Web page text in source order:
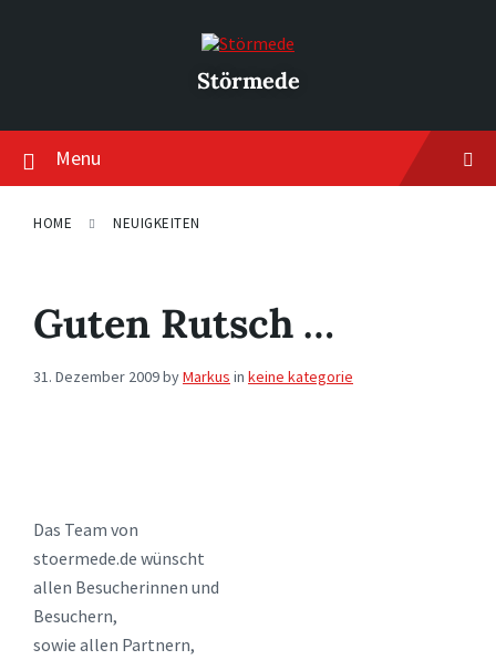
Störmede
Menu
HOME NEUIGKEITEN
Guten Rutsch …
31. Dezember 2009byMarkus in keine kategorie
Das Team von
stoermede.de wünscht
allen Besucherinnen und
Besuchern,
sowie allen Partnern,